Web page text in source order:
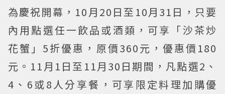
為慶祝開幕，10月20日至10月31日，只要
內用點選任一飲品或酒類，可享「沙茶炒
花蟹」5折優惠，原價360元，優惠價180
元。11月1日至11月30日期間，凡點選2、
4、6或8人分享餐，可享限定料理加購優